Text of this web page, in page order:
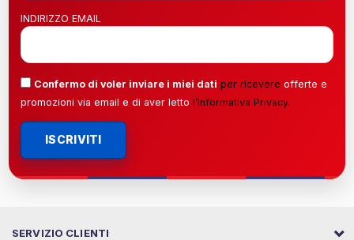
INDIRIZZO EMAIL
Confermo di voler inviare i miei dati per ricevere offerte e
promozioni via email e di aver letto l’Informativa Privacy.
ISCRIVITI
SERVIZIO CLIENTI